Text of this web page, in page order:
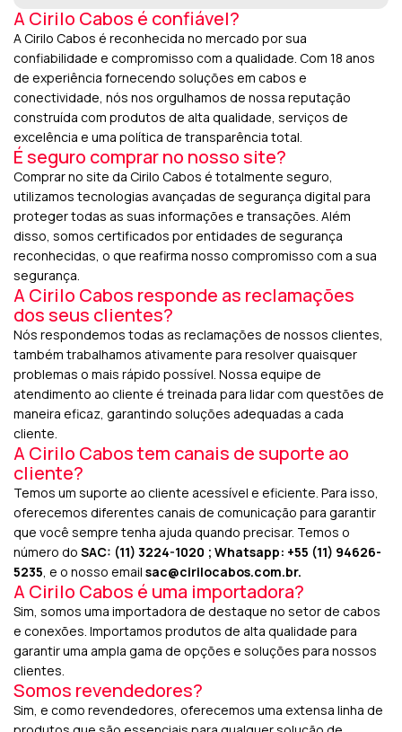
A Cirilo Cabos é confiável?
A Cirilo Cabos é reconhecida no mercado por sua
confiabilidade e compromisso com a qualidade. Com 18 anos
de experiência fornecendo soluções em cabos e
conectividade, nós nos orgulhamos de nossa reputação
construída com produtos de alta qualidade, serviços de
excelência e uma política de transparência total.
É seguro comprar no nosso site?
Comprar no site da Cirilo Cabos é totalmente seguro,
utilizamos tecnologias avançadas de segurança digital para
proteger todas as suas informações e transações. Além
disso, somos certificados por entidades de segurança
reconhecidas, o que reafirma nosso compromisso com a sua
segurança.
A Cirilo Cabos responde as reclamações
dos seus clientes?
Nós respondemos todas as reclamações de nossos clientes,
também trabalhamos ativamente para resolver quaisquer
problemas o mais rápido possível. Nossa equipe de
atendimento ao cliente é treinada para lidar com questões de
maneira eficaz, garantindo soluções adequadas a cada
cliente.
A Cirilo Cabos tem canais de suporte ao
cliente?
Temos um suporte ao cliente acessível e eficiente. Para isso,
oferecemos diferentes canais de comunicação para garantir
que você sempre tenha ajuda quando precisar. Temos o
número do SAC: (11) 3224-1020 ; Whatsapp: +55 (11) 94626-
5235, e o nosso email sac@cirilocabos.com.br.
A Cirilo Cabos é uma importadora?
Sim, somos uma importadora de destaque no setor de cabos
e conexões. Importamos produtos de alta qualidade para
garantir uma ampla gama de opções e soluções para nossos
clientes.
Somos revendedores?
Sim, e como revendedores, oferecemos uma extensa linha de